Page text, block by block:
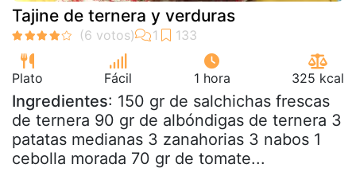
Tajine de ternera y verduras
Plato Fácil 1 hora 325 kcal
Ingredientes: 150 gr de salchichas frescas
de ternera 90 gr de albóndigas de ternera 3
patatas medianas 3 zanahorias 3 nabos 1
cebolla morada 70 gr de tomate...